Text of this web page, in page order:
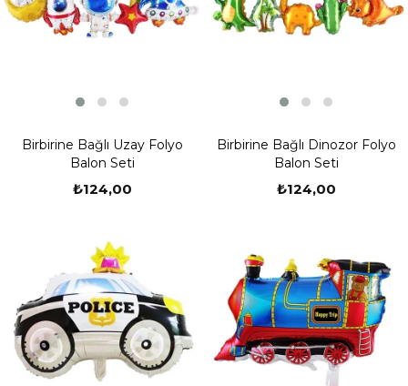
Birbirine Bağlı Uzay Folyo
Balon Seti
₺124,00
Birbirine Bağlı Dinozor Folyo
Balon Seti
₺124,00